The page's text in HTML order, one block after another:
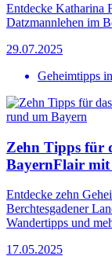
Entdecke Katharina
Datzmannlehen im
29.07.2025
Geheimtipps
Zehn Tipps für
BayernFlair mit
Entdecke zehn
Berchtesgadener
Wandertipps und
17.05.2025